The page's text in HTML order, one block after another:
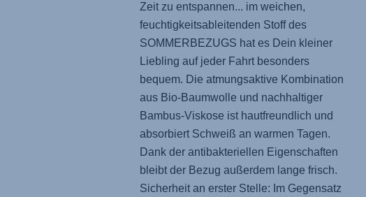
Zeit zu entspannen... im weichen,
feuchtigkeitsableitenden Stoff des
SOMMERBEZUGS hat es Dein kleiner
Liebling auf jeder Fahrt besonders
bequem. Die atmungsaktive Kombination
aus Bio-Baumwolle und nachhaltiger
Bambus-Viskose ist hautfreundlich und
absorbiert Schweiß an warmen Tagen.
Dank der antibakteriellen Eigenschaften
bleibt der Bezug außerdem lange frisch.
Sicherheit an erster Stelle: Im Gegensatz